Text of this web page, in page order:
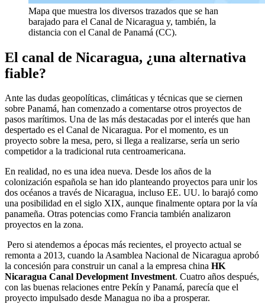
Mapa que muestra los diversos trazados que se han
barajado para el Canal de Nicaragua y, también, la
distancia con el Canal de Panamá (CC).
El canal de Nicaragua, ¿una alternativa
fiable?
Ante las dudas geopolíticas, climáticas y técnicas que se ciernen
sobre Panamá, han comenzado a comentarse otros proyectos de
pasos marítimos. Una de las más destacadas por el interés que han
despertado es el Canal de Nicaragua. Por el momento, es un
proyecto sobre la mesa, pero, si llega a realizarse, sería un serio
competidor a la tradicional ruta centroamericana.
En realidad, no es una idea nueva. Desde los años de la
colonización española se han ido planteando proyectos para unir los
dos océanos a través de Nicaragua, incluso EE. UU. lo barajó como
una posibilidad en el siglo XIX, aunque finalmente optara por la vía
panameña. Otras potencias como Francia también analizaron
proyectos en la zona.
Pero si atendemos a épocas más recientes, el proyecto actual se
remonta a 2013, cuando la Asamblea Nacional de Nicaragua aprobó
la concesión para construir un canal a la empresa china HK
Nicaragua Canal Development Investment. Cuatro años después,
con las buenas relaciones entre Pekín y Panamá, parecía que el
proyecto impulsado desde Managua no iba a prosperar.